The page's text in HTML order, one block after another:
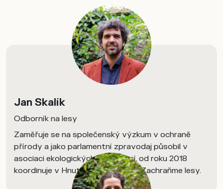
Jan Skalík
Odborník na lesy
Zaměřuje se na společenský výzkum v ochraně
přírody a jako parlamentní zpravodaj působil v
asociaci ekologických organizací, od roku 2018
koordinuje v Hnutí DUHA kampaň Zachraňme lesy.